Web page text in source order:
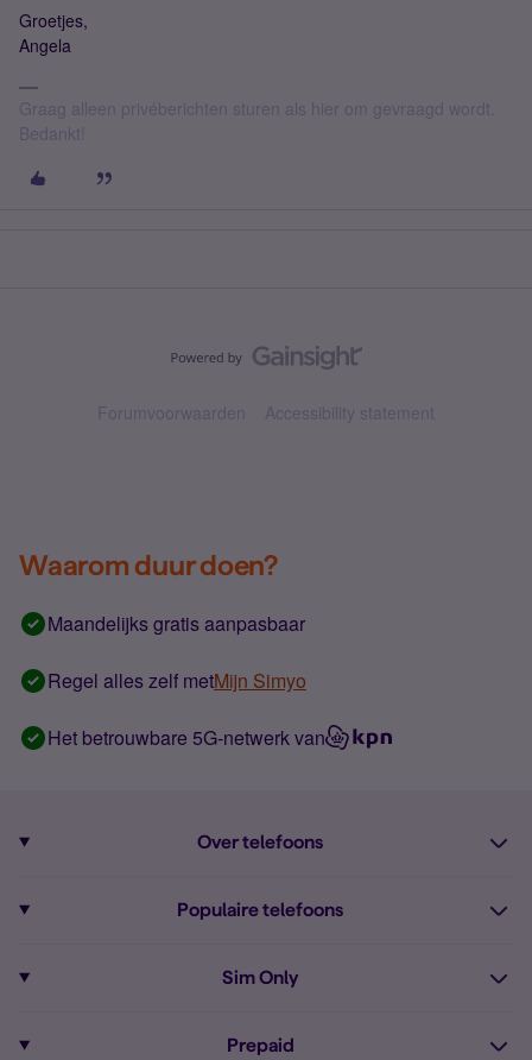
Groetjes,
Angela
Graag alleen privéberichten sturen als hier om gevraagd wordt.
Bedankt!
Forumvoorwaarden Accessibility statement
Waarom duur doen?
Maandelijks gratis aanpasbaar
Regel alles zelf metMijn Simyo
Het betrouwbare 5G-netwerk van
Over telefoons
Alle telefoons
Populaire telefoons
iPhone 16
Sim Only
Prepaid